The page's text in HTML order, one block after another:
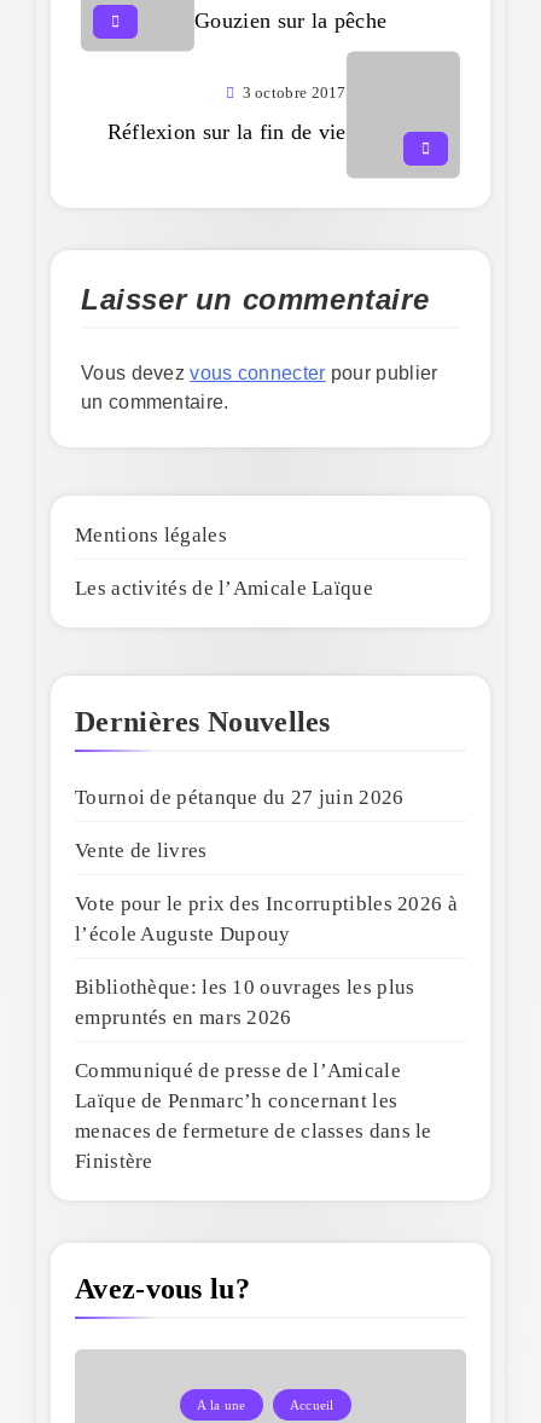
Gouzien sur la pêche
3 octobre 2017
Réflexion sur la fin de vie
Laisser un commentaire
Vous devezvous connecter pour publier
un commentaire.
Mentions légales
Les activités de l’Amicale Laïque
Dernières Nouvelles
Tournoi de pétanque du 27 juin 2026
Vente de livres
Vote pour le prix des Incorruptibles 2026 à
l’école Auguste Dupouy
Bibliothèque: les 10 ouvrages les plus
empruntés en mars 2026
Communiqué de presse de l’Amicale
Laïque de Penmarc’h concernant les
menaces de fermeture de classes dans le
Finistère
Avez-vous lu?
A la une Accueil